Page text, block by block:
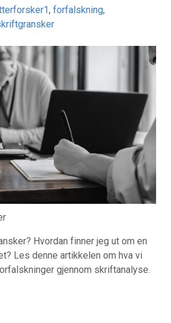
, forfalskning,
Hvordan finner jeg ut om en
Les denne artikkelen om hva vi
gjennom skriftanalyse.